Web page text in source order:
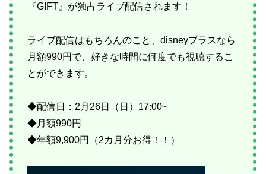
『GIFT』が独占ライブ配信されます！
ライブ配信はもちろんのこと、disneyプラスなら
月額990円で、好きな時間に何度でも視聴するこ
とができます。
◆配信日：2月26日（日）17:00~
◆月額990円
◆年額9,900円（2カ月分お得！！）